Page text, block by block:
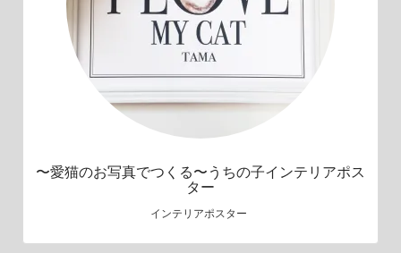
〜愛猫のお写真でつくる〜うちの子インテリアポス
ター
インテリアポスター